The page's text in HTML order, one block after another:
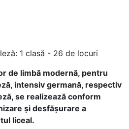
1 clasă - 26 de locuri
de limbă modernă, pentru
intensiv germană, respectiv
se realizează conform
şi desfăşurare a
liceal.